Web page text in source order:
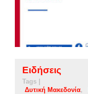
Ειδήσεις
Tags |
Δυτική Μακεδονία